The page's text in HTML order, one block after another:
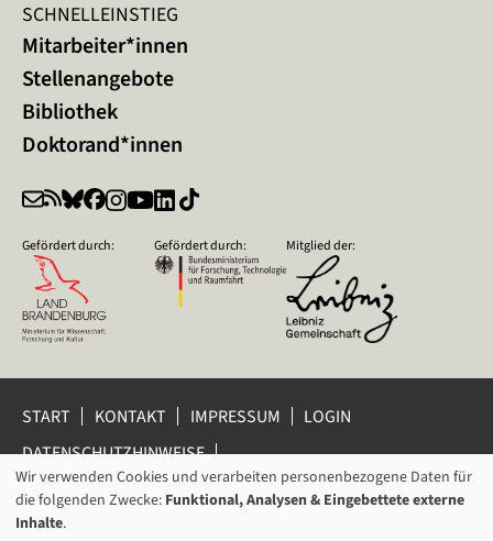
SCHNELLEINSTIEG
Mitarbeiter*innen
Stellenangebote
Bibliothek
Doktorand*innen
Gefördert durch: Gefördert durch: Mitglied der:
START KONTAKT IMPRESSUM
LOGIN
DATENSCHUTZHINWEISE
DATENSCHUTZ-EINSTELLUNGEN
HINWEISGEBERSCHUTZ
VERWENDUNG
VON
Wir verwenden Cookies und verarbeiten personenbezogene Daten für
die folgenden Zwecke: Funktional, Analysen & Eingebettete externe
Inhalte.